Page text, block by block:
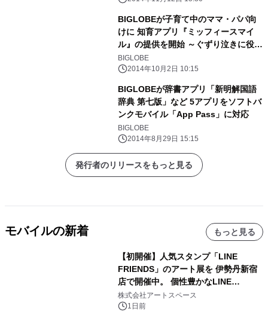
BIGLOBEが子育て中のママ・パパ向
けに 知育アプリ『ミッフィースマイ
ル』の提供を開始 ～ぐずり泣きに役立
つコンテンツや右脳を活性化するゲー
ムを収録～
BIGLOBE
2014年10月2日 10:15
BIGLOBEが辞書アプリ「新明解国語
辞典 第七版」など 5アプリをソフトバ
ンクモバイル「App Pass」に対応
BIGLOBE
2014年8月29日 15:15
発行者のリリースをもっと見る
モバイルの新着 もっと見る
【初開催】人気スタンプ「LINE
FRIENDS」のアート展を 伊勢丹新宿
店で開催中。 個性豊かなLINE
FRIENDSの仲間たちが インテリアア
ートとして新たな魅力を発信。
株式会社アートスペース
1日前